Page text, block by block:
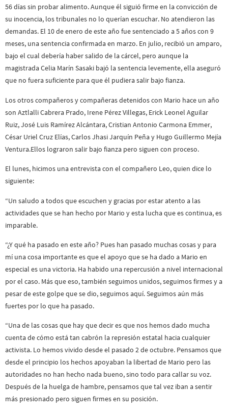
56 días sin probar alimento. Aunque él siguió firme en la convicción de
su inocencia, los tribunales no lo querían escuchar. No atendieron las
demandas. El 10 de enero de este año fue sentenciado a 5 años con 9
meses, una sentencia confirmada en marzo. En julio, recibió un amparo,
bajo el cual debería haber salido de la cárcel, pero aunque la
magistrada Celia Marín Sasaki bajó la sentencia levemente, ella aseguró
que no fuera suficiente para que él pudiera salir bajo fianza.
Los otros compañeros y compañeras detenidos con Mario hace un año
son Aztlalli Cabrera Prado, Irene Pérez Villegas, Erick Leonel Aguilar
Ruiz, José Luis Ramírez Alcántara, Cristian Antonio Carmona Emmer,
César Uriel Cruz Elías, Carlos Jhasi Jarquín Peña y Hugo Guillermo Mejía
Ventura.Ellos lograron salir bajo fianza pero siguen con proceso.
El lunes, hicimos una entrevista con el compañero Leo, quien dice lo
siguiente:
“Un saludo a todos que escuchen y gracias por estar atento a las
actividades que se han hecho por Mario y esta lucha que es continua, es
imparable.
“¿Y qué ha pasado en este año? Pues han pasado muchas cosas y para
mí una cosa importante es que el apoyo que se ha dado a Mario en
especial es una victoria. Ha habido una repercusión a nivel internacional
por el caso. Más que eso, también seguimos unidos, seguimos firmes y a
pesar de este golpe que se dio, seguimos aquí. Seguimos aún más
fuertes por lo que ha pasado.
“Una de las cosas que hay que decir es que nos hemos dado mucha
cuenta de cómo está tan cabrón la represión estatal hacia cualquier
activista. Lo hemos vivido desde el pasado 2 de octubre. Pensamos que
desde el principio los hechos apoyaban la libertad de Mario pero las
autoridades no han hecho nada bueno, sino todo para callar su voz.
Después de la huelga de hambre, pensamos que tal vez iban a sentir
más presionado pero siguen firmes en su posición.